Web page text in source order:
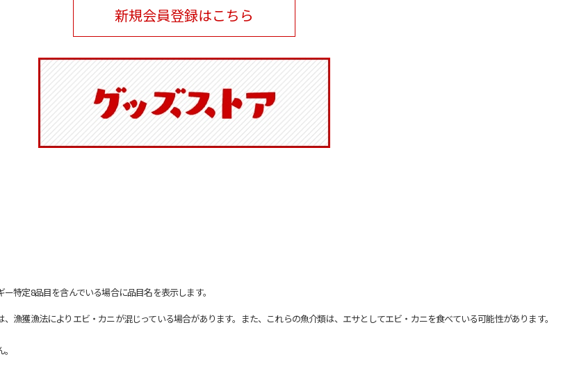
新規会員登録はこちら
特定8品目を含んでいる場合に品目名を表示します。
獲漁法によりエビ・カニが混じっている場合があります。また、これらの魚介類は、エサとしてエビ・カニを食べている可能性があります。